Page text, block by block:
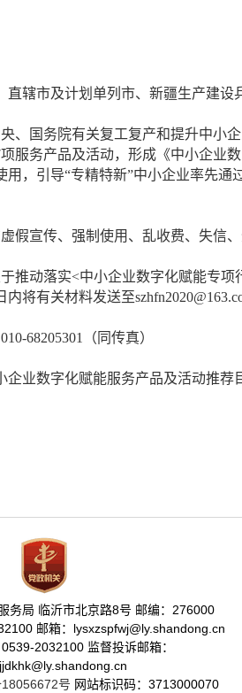
直辖市及计划单列市、新疆生产建设
国务院有关复工复产和提升中小企
服务产品及活动，形成《中小企业
用，引导“专精特新”中小企业率先
宣传、强制使用、乱收费、失信
动落实<中小企业数字化赋能专项
内将有关材料发送至
68205301（同传真）
业数字化赋能服务产品及活动推荐
务局 临沂市北京路8号 邮编：276000
邮箱：lysxzspfwj@ly.shandong.cn
2032100 监督投诉邮箱：
号 网站标识码：3713000070